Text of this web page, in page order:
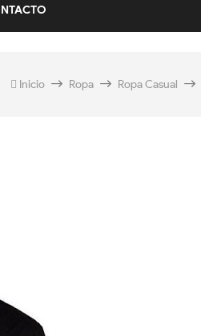
Inicio Ropa Ropa Casual